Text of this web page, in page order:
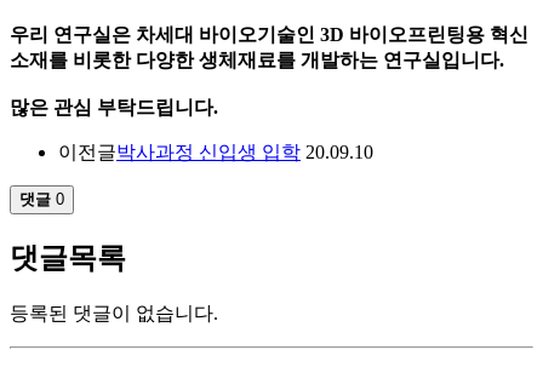
우리 연구실은 차세대 바이오기술인 3D 바이오프린팅용 혁신
소재를 비롯한 다양한 생체재료를 개발하는 연구실입니다.
많은 관심 부탁드립니다.
이전글박사과정 신입생 입학 20.09.10
댓글 0
댓글목록
등록된 댓글이 없습니다.